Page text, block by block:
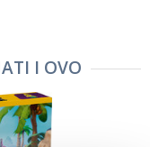
I OVO